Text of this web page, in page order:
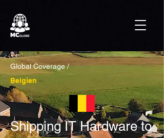
Global Coverage /
Belgien
Shipping IT Hardware to